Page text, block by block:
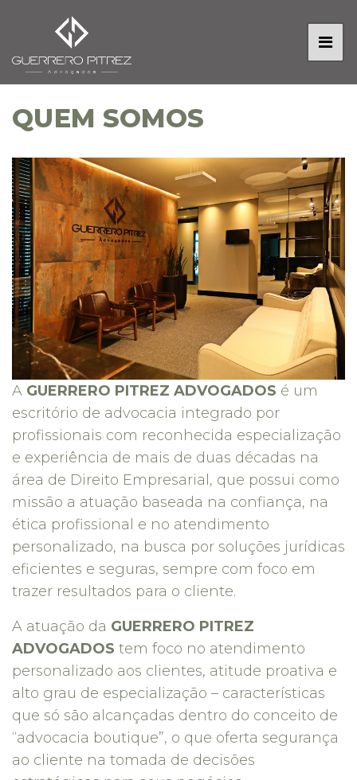
QUEM SOMOS
A GUERRERO PITREZ ADVOGADOS é um
escritório de advocacia integrado por
profissionais com reconhecida especialização
e experiência de mais de duas décadas na
área de Direito Empresarial, que possui como
missão a atuação baseada na confiança, na
ética profissional e no atendimento
personalizado, na busca por soluções jurídicas
eficientes e seguras, sempre com foco em
trazer resultados para o cliente.
A atuação da GUERRERO PITREZ
ADVOGADOS tem foco no atendimento
personalizado aos clientes, atitude proativa e
alto grau de especialização – características
que só são alcançadas dentro do conceito de
“advocacia boutique”, o que oferta segurança
ao cliente na tomada de decisões